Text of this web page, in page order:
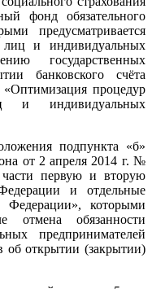
фонд обязательного
предусматривается
лиц и индивидуальных
государственных
банковского счёта
процедур
и индивидуальных
подпункта «б»
от 2 апреля 2014 г. №
первую и вторую
и отдельные
Федерации», которыми
отмена обязанности
предпринимателей
об открытии (закрытии)